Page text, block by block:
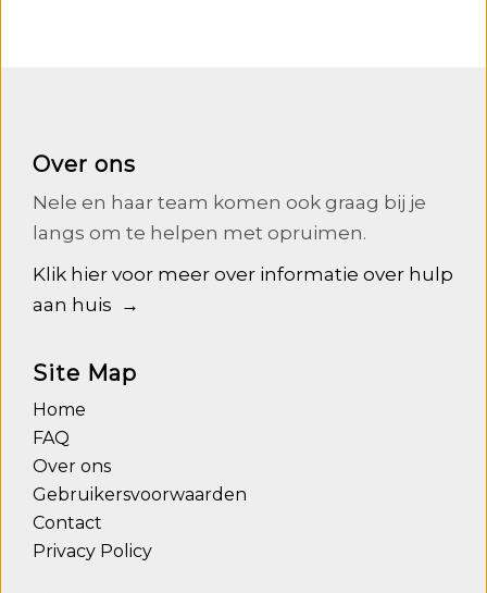
Over ons
Nele en haar team komen ook graag bij je
langs om te helpen met opruimen.
Klik hier voor meer over informatie over hulp
aan huis →
Site Map
Home
FAQ
Over ons
Gebruikersvoorwaarden
Contact
Privacy Policy